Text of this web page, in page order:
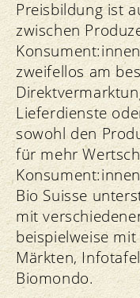
Preisbildung ist
zwischen
zweifellos am
Lieferdienste
sowohl den
für mehr
Bio Suisse
mit
beispielweise
Märkten,
Biomondo.